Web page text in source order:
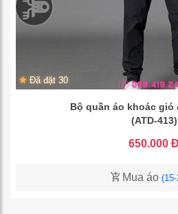
Đã đặt 30
Bộ quần áo khoác gió
(ATD-413)
650.000 Đ
Mua áo